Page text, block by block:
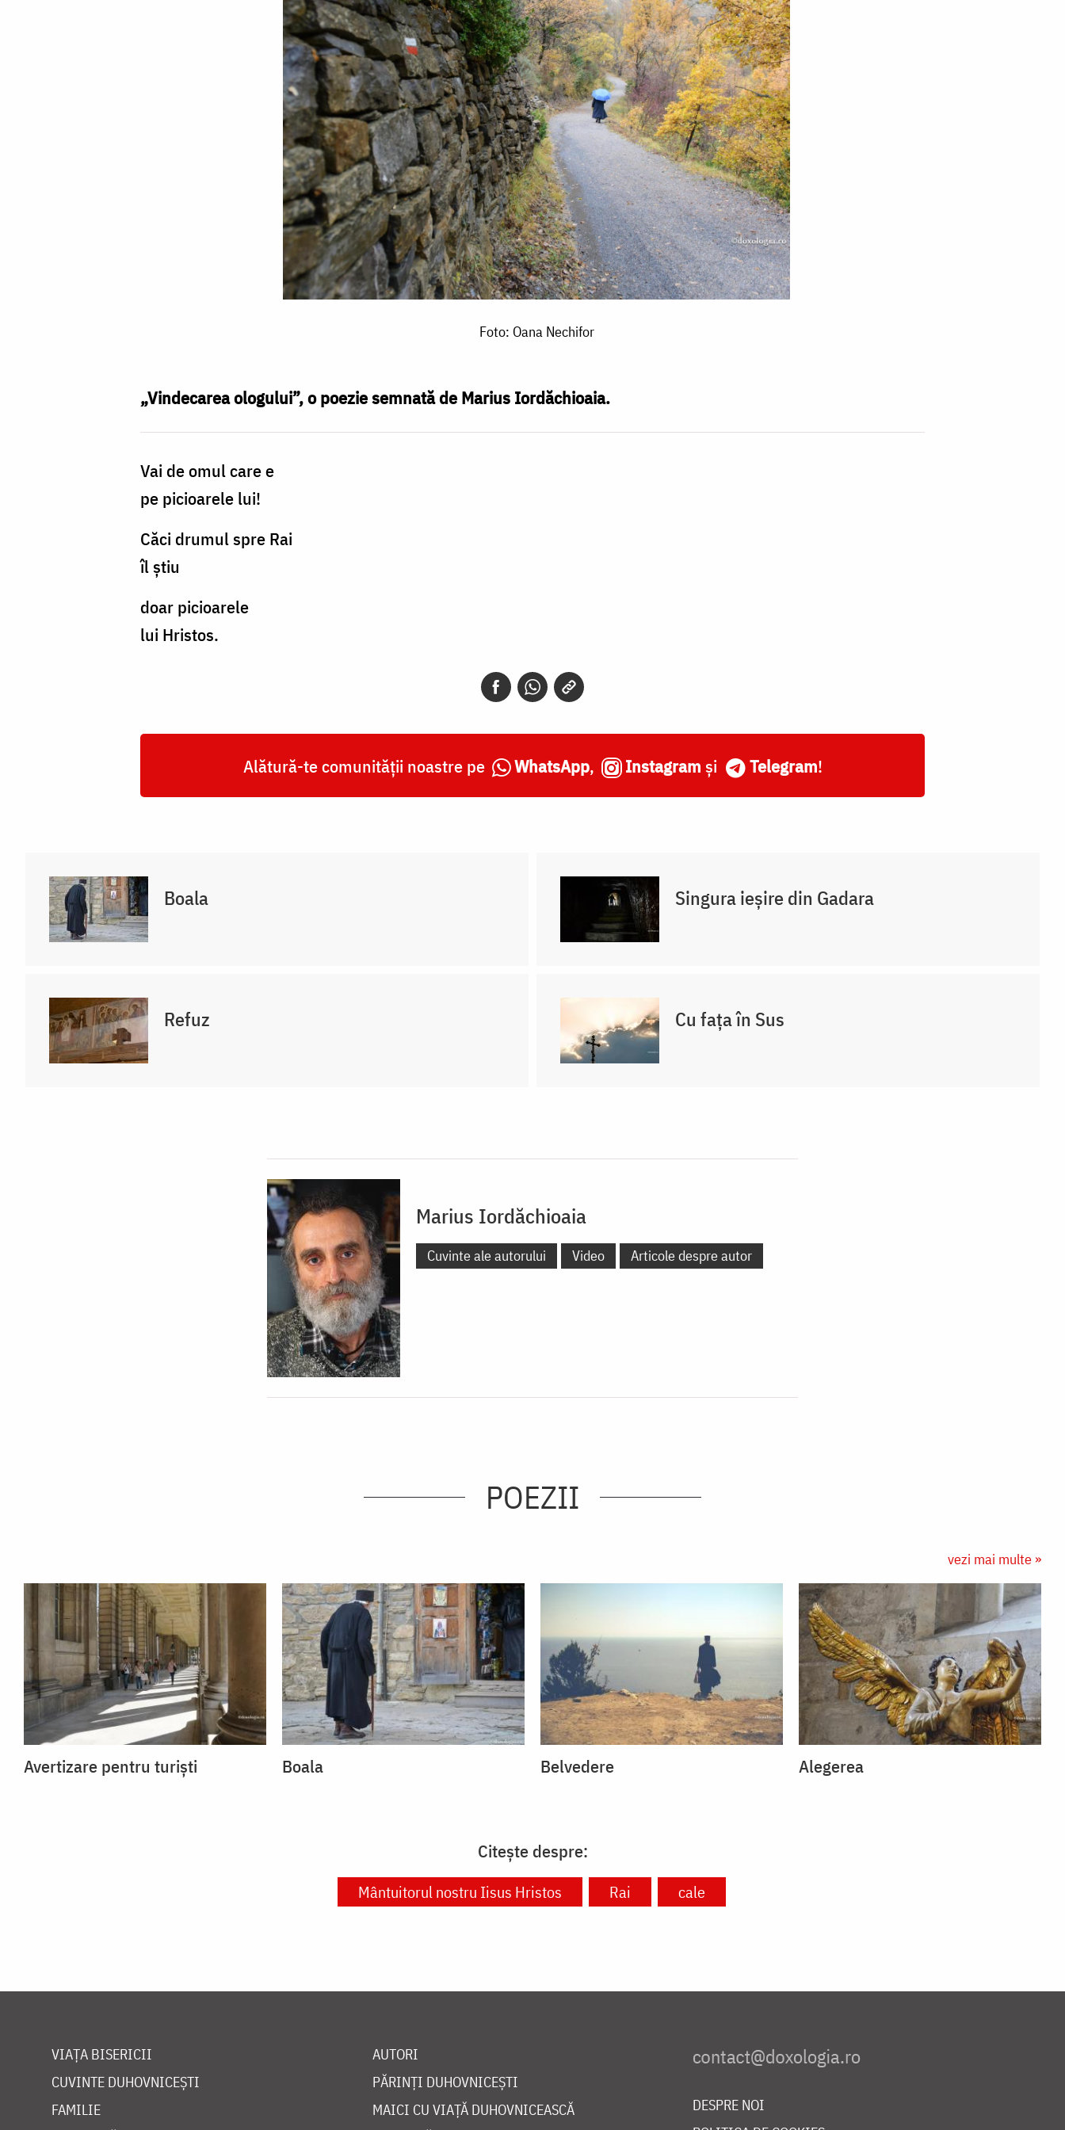
Foto: Oana Nechifor
„Vindecarea ologului”, o poezie semnată de Marius Iordăchioaia.
Vai de omul care e
pe picioarele lui!
Căci drumul spre Rai
îl știu
doar picioarele
lui Hristos.
Alătură-te comunității noastre pe WhatsApp, Instagram și Telegram!
Boala Singura ieșire din Gadara
Refuz Cu fața în Sus
Marius Iordăchioaia
Cuvinte ale autorului Video Articole despre autor
POEZII
vezi mai multe »
Avertizare pentru turiști Boala Belvedere Alegerea
Citește despre:
Mântuitorul nostru Iisus Hristos Rai cale
VIAȚA BISERICII
CUVINTE DUHOVNICEȘTI
FAMILIE
AUTORI
PĂRINȚI DUHOVNICEȘTI
MAICI CU VIAȚĂ DUHOVNICEASCĂ
DESPRE NOI